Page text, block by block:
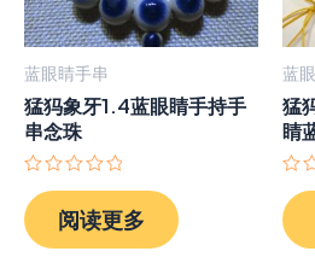
蓝眼睛手串
猛犸象牙1.4蓝眼睛手持手
串念珠
分
0
&sol;
阅读更多
蓝
猛
睛
分
0